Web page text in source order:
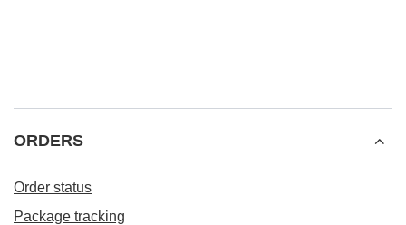
ORDERS
Order status
Package tracking